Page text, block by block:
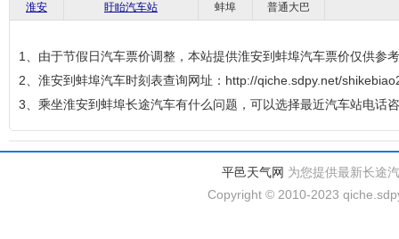
淮安
盱眙汽车站 蚌埠 普通大巴
1、由于节假日汽车票价调整，本站提供淮安到蚌埠汽车票价仅供参
2、淮安到蚌埠汽车时刻表查询网址：http://qiche.sdpy.net/
3、乘坐淮安到蚌埠长途汽车有什么问题，可以选择最近汽车站电话
平邑天气网 为您提供最新长途
Copyright © 2010-2023